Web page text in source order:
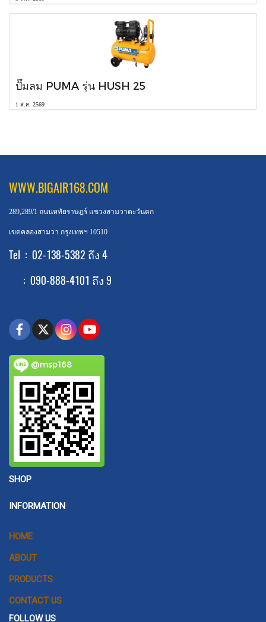
ปั๊มลม PUMA รุ่น HUSH 25
1 ส.ค. 2569
WWW.BIGAIR168.COM
289,289/1 ถนนหทัยราษฎร์ แขวงสามวาตะวันตก
เขตคลองสามวา กรุงเทพฯ 10510
Tel : 02-138-5382 ถึง 4
: 090-888-4101 ถึง 9
@msp168
SHOP
INFORMATION
HOME
ABOUT
PRODUCTS
CONTACT US
FOLLOW US